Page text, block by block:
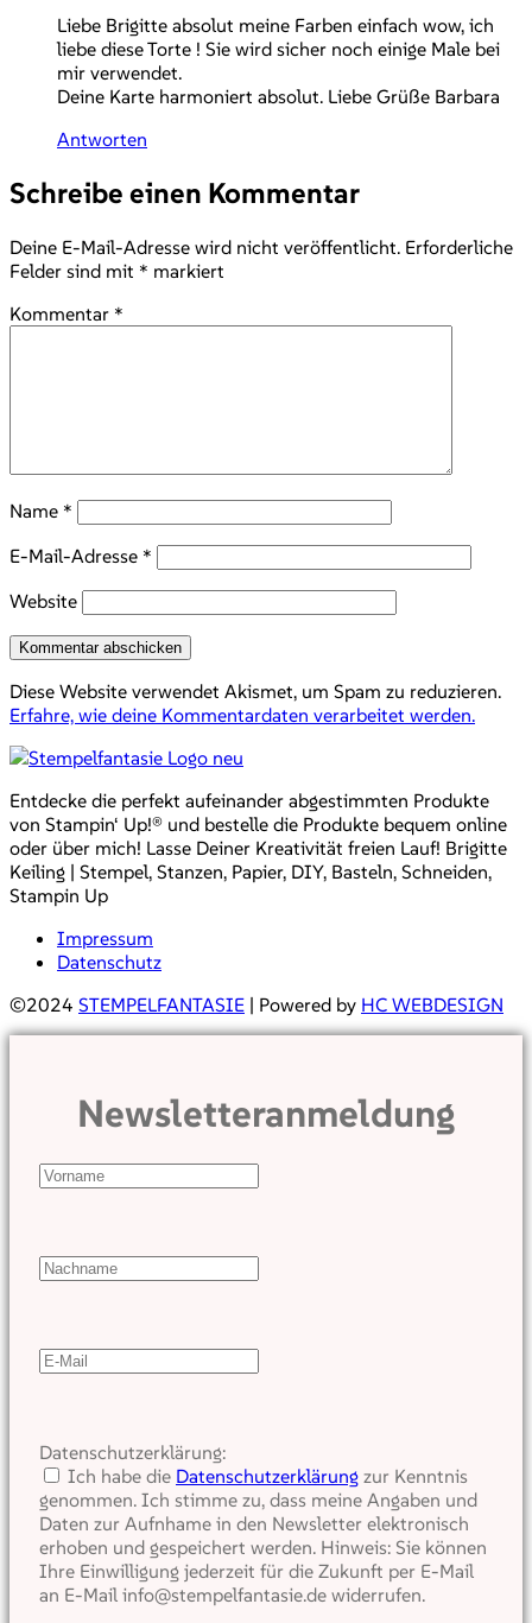
Liebe Brigitte absolut meine Farben einfach wow, ich
liebe diese Torte ! Sie wird sicher noch einige Male bei
mir verwendet.
Deine Karte harmoniert absolut. Liebe Grüße Barbara
Antworten
Schreibe einen Kommentar
Deine E-Mail-Adresse wird nicht veröffentlicht. Erforderliche
Felder sind mit * markiert
Kommentar *
Name *
E-Mail-Adresse *
Website
Diese Website verwendet Akismet, um Spam zu reduzieren.
Erfahre, wie deine Kommentardaten verarbeitet werden.
Entdecke die perfekt aufeinander abgestimmten Produkte
von Stampin‘ Up!® und bestelle die Produkte bequem online
oder über mich! Lasse Deiner Kreativität freien Lauf! Brigitte
Keiling | Stempel, Stanzen, Papier, DIY, Basteln, Schneiden,
Stampin Up
Impressum
Datenschutz
©2024 STEMPELFANTASIE | Powered by HC WEBDESIGN
Newsletteranmeldung
Datenschutzerklärung:
Ich habe die Datenschutzerklärung zur Kenntnis
genommen. Ich stimme zu, dass meine Angaben und
Daten zur Aufnhame in den Newsletter elektronisch
erhoben und gespeichert werden. Hinweis: Sie können
Ihre Einwilligung jederzeit für die Zukunft per E-Mail
an E-Mail info@stempelfantasie.de widerrufen.